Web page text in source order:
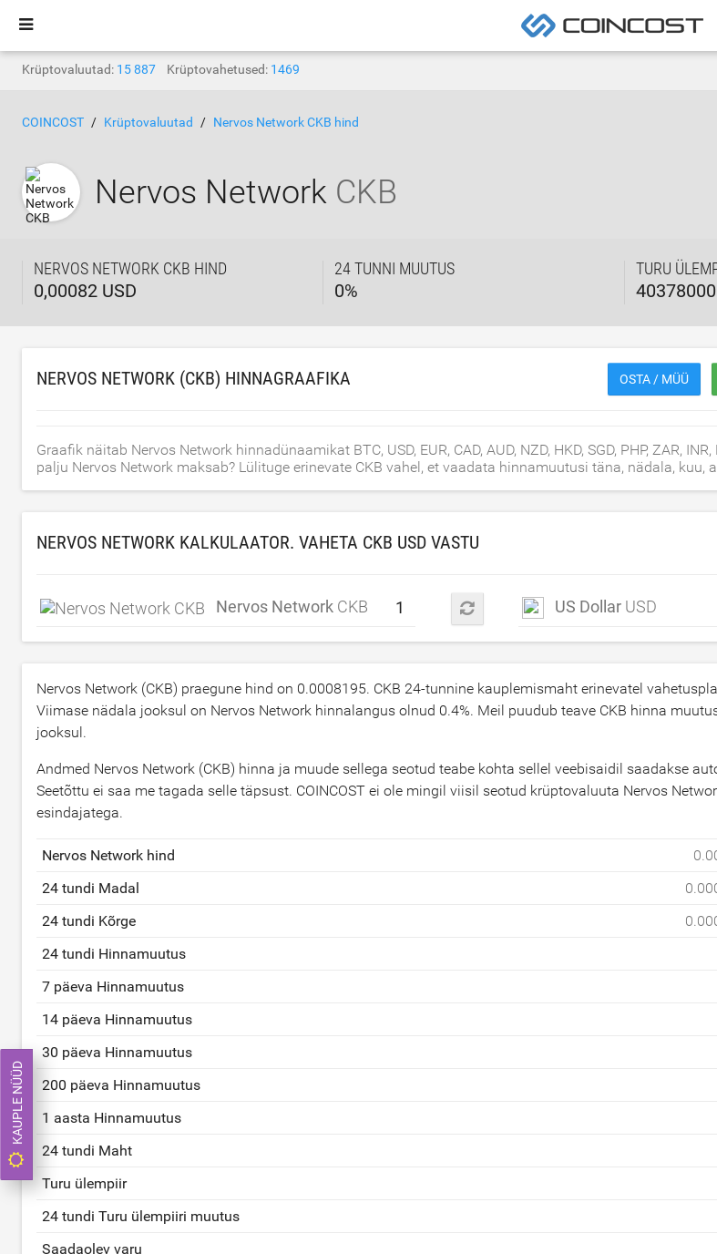
Krüptovaluutad: 15 887 Krüptovahetused: 1469
COINCOST Krüptovaluutad Nervos Network CKB hind
Nervos Network CKB
NERVOS NETWORK CKB HIND
0,00082 USD
24 TUNNI MUUTUS
0%
TURU
40378000
NERVOS NETWORK (CKB) HINNAGRAAFIKA OSTA / MÜÜ
Graafik näitab Nervos Network hinnadünaamikat BTC, USD, EUR, CAD, AUD, NZD, HKD, SGD, PHP, ZAR, INR,
palju Nervos Network maksab? Lülituge erinevate CKB vahel, et vaadata hinnamuutusi täna, nädala, kuu,
NERVOS NETWORK KALKULAATOR. VAHETA CKB USD VASTU
Nervos Network CKB US Dollar USD
Nervos Network (CKB) praegune hind on 0.0008195. CKB 24-tunnine kauplemismaht erinevatel
Viimase nädala jooksul on Nervos Network hinnalangus olnud 0.4%. Meil puudub teave CKB hinna
jooksul.
Andmed Nervos Network (CKB) hinna ja muude sellega seotud teabe kohta sellel veebisaidil saadakse
Seetõttu ei saa me tagada selle täpsust. COINCOST ei ole mingil viisil seotud krüptovaluuta Nervos
esindajatega.
Nervos Network hind
24 tundi Madal
24 tundi Kõrge
24 tundi Hinnamuutus
7 päeva Hinnamuutus
14 päeva Hinnamuutus
30 päeva Hinnamuutus
200 päeva Hinnamuutus
1 aasta Hinnamuutus
24 tundi Maht
Turu ülempiir
24 tundi Turu ülempiiri muutus
Saadaolev varu
KAUPLE NÜÜD